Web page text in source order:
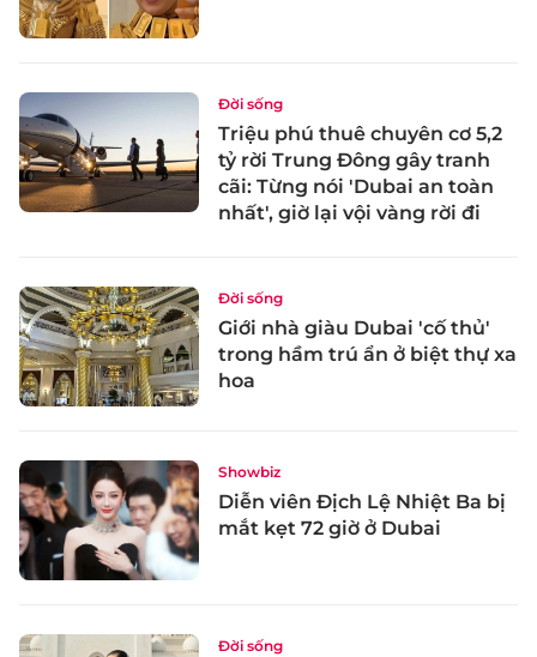
Đời sống
Triệu phú thuê chuyên cơ 5,2
tỷ rời Trung Đông gây tranh
cãi: Từng nói 'Dubai an toàn
nhất', giờ lại vội vàng rời đi
Đời sống
Giới nhà giàu Dubai 'cố thủ'
trong hầm trú ẩn ở biệt thự xa
hoa
Showbiz
Diễn viên Địch Lệ Nhiệt Ba bị
mắt kẹt 72 giờ ở Dubai
Đời sống